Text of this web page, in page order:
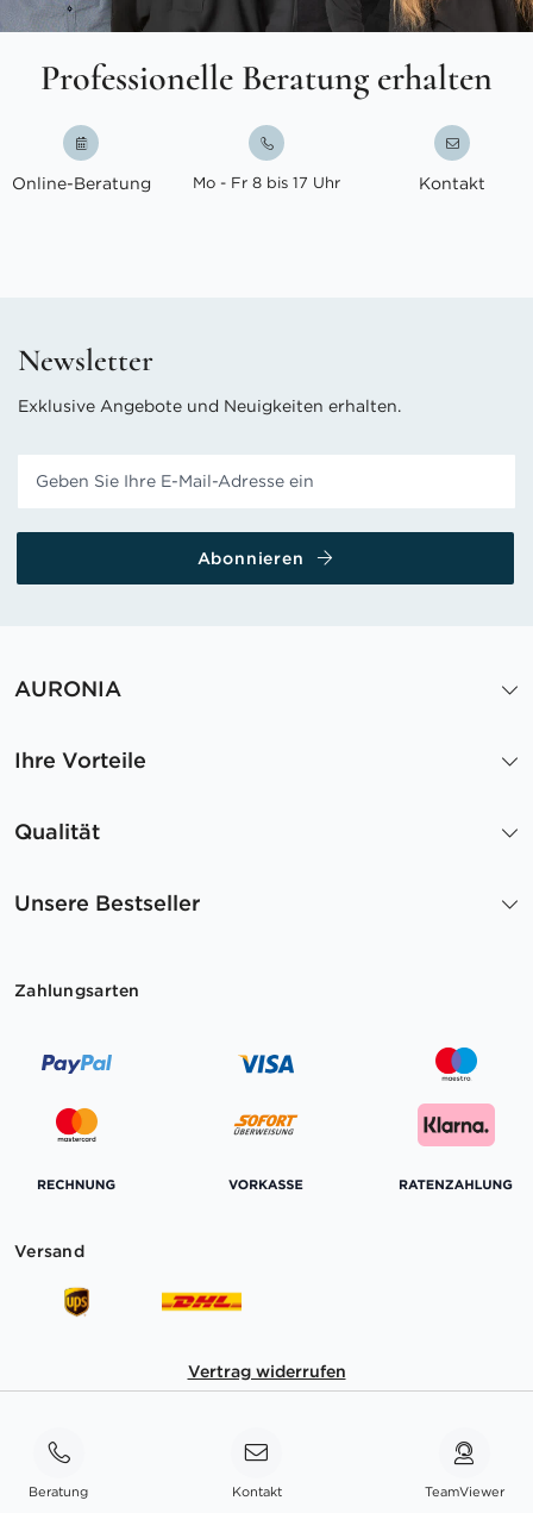
Professionelle Beratung erhalten
Online-Beratung Mo - Fr 8 bis 17 Uhr Kontakt
Newsletter
Exklusive Angebote und Neuigkeiten erhalten.
Abonnieren
AURONIA
Ihre Vorteile
Qualität
Unsere Bestseller
Zahlungsarten
Versand
Vertrag widerrufen
Beratung Kontakt TeamViewer